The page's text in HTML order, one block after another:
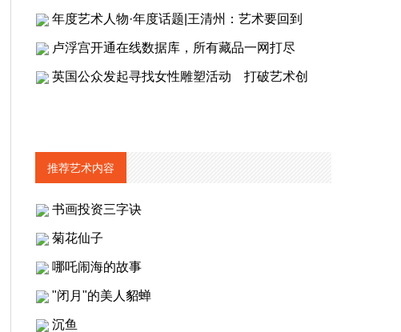
年度艺术人物·年度话题|王清州：艺术要回到
卢浮宫开通在线数据库，所有藏品一网打尽
英国公众发起寻找女性雕塑活动 打破艺术创
推荐艺术内容
书画投资三字诀
菊花仙子
哪吒闹海的故事
"闭月"的美人貂蝉
沉鱼